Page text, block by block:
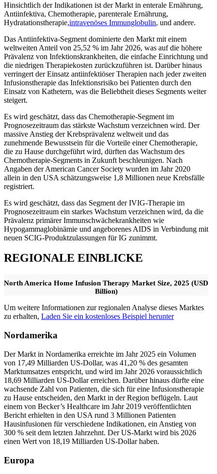
Hinsichtlich der Indikationen ist der Markt in enterale Ernährung,
Antiinfektiva, Chemotherapie, parenterale Ernährung,
Hydratationstherapie,intravenöses Immunglobulin, und andere.
Das Antiinfektiva-Segment dominierte den Markt mit einem
weltweiten Anteil von 25,52 % im Jahr 2026, was auf die höhere
Prävalenz von Infektionskrankheiten, die einfache Einrichtung und
die niedrigen Therapiekosten zurückzuführen ist. Darüber hinaus
verringert der Einsatz antiinfektiöser Therapien nach jeder zweiten
Infusionstherapie das Infektionsrisiko bei Patienten durch den
Einsatz von Kathetern, was die Beliebtheit dieses Segments weiter
steigert.
Es wird geschätzt, dass das Chemotherapie-Segment im
Prognosezeitraum das stärkste Wachstum verzeichnen wird. Der
massive Anstieg der Krebsprävalenz weltweit und das
zunehmende Bewusstsein für die Vorteile einer Chemotherapie,
die zu Hause durchgeführt wird, dürften das Wachstum des
Chemotherapie-Segments in Zukunft beschleunigen. Nach
Angaben der American Cancer Society wurden im Jahr 2020
allein in den USA schätzungsweise 1,8 Millionen neue Krebsfälle
registriert.
Es wird geschätzt, dass das Segment der IVIG-Therapie im
Prognosezeitraum ein starkes Wachstum verzeichnen wird, da die
Prävalenz primärer Immunschwächekrankheiten wie
Hypogammaglobinämie und angeborenes AIDS in Verbindung mit
neuen SCIG-Produktzulassungen für IG zunimmt.
REGIONALE EINBLICKE
North America Home Infusion Therapy Market Size, 2025 (USD
Billion)
Um weitere Informationen zur regionalen Analyse dieses Marktes
zu erhalten, Laden Sie ein kostenloses Beispiel herunter
Nordamerika
Der Markt in Nordamerika erreichte im Jahr 2025 ein Volumen
von 17,49 Milliarden US-Dollar, was 41,20 % des gesamten
Marktumsatzes entspricht, und wird im Jahr 2026 voraussichtlich
18,69 Milliarden US-Dollar erreichen. Darüber hinaus dürfte eine
wachsende Zahl von Patienten, die sich für eine Infusionstherapie
zu Hause entscheiden, den Markt in der Region beflügeln. Laut
einem von Becker’s Healthcare im Jahr 2019 veröffentlichten
Bericht erhielten in den USA rund 3 Millionen Patienten
Hausinfusionen für verschiedene Indikationen, ein Anstieg von
300 % seit dem letzten Jahrzehnt. Der US-Markt wird bis 2026
einen Wert von 18,19 Milliarden US-Dollar haben.
Europa